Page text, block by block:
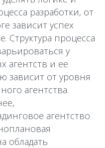
разработки, от
зависит успех
Структура процесса
у
агентств и ее
зависит от уровня
агентства.
агентство
обладать